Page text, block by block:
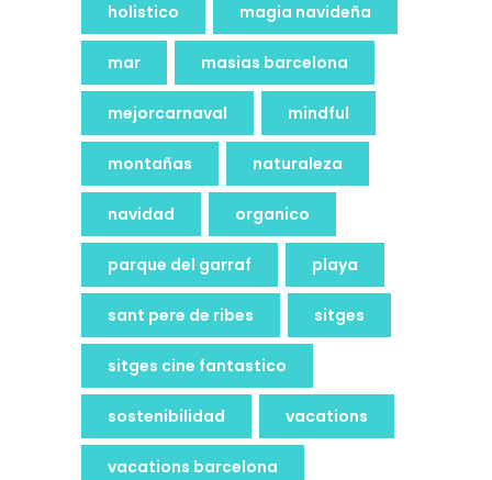
holistico magia navideña
mar masias barcelona
mejorcarnaval mindful
montañas naturaleza
navidad organico
parque del garraf playa
sant pere de ribes sitges
sitges cine fantastico
sostenibilidad vacations
vacations barcelona